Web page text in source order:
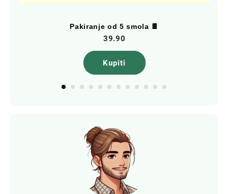
Pakiranje od 5 smola 🍫
39.90
Kupiti